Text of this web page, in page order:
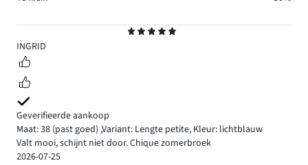
5
INGRID
Geverifieerde aankoop
Maat: 38 (past goed) ,Variant: Lengte petite, Kleur: lichtblauw
Valt mooi, schijnt niet door. Chique zomerbroek
2026-07-25